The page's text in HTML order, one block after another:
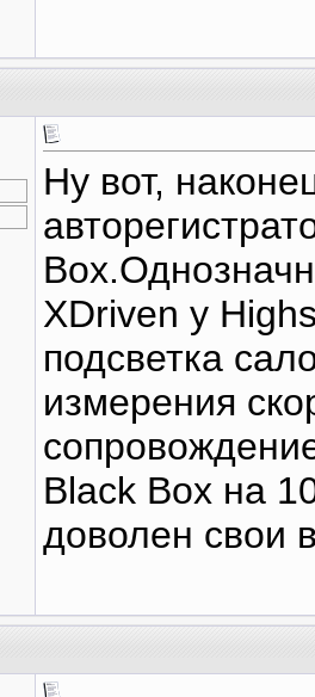
Ну вот,
XDriven у
подсветка
измерения
Black Box на
доволен свои